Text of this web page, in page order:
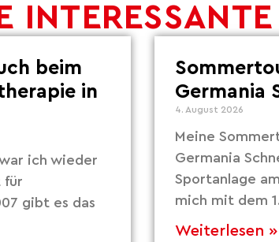
beim
in
ich wieder
für
gibt es das
Germania
4. August 2026
Meine
Germania
Sportanlage
mich mit dem
Weiterlesen »